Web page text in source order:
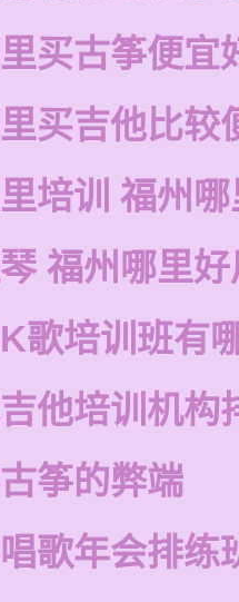
买古筝便宜
买吉他比较
培训 福州
福州哪里
歌培训班有
他培训机构
筝的弊端
歌年会排练